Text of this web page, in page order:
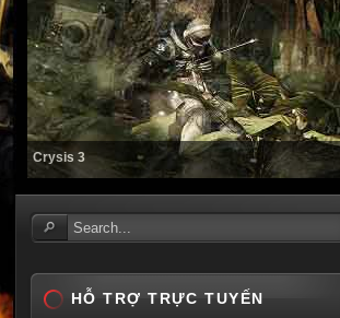
Dead Space 3
HỖ TRỢ TRỰC TUYẾN